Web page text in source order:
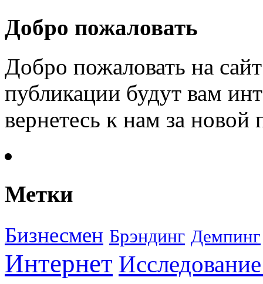
Добро пожаловать
Добро пожаловать на
публикации будут вам
вернетесь к нам за
Метки
Бизнесмен Брэндинг Демпинг
Интернет